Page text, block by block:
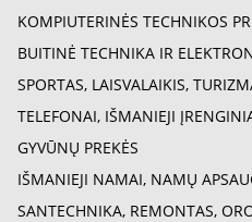
KOMPIUTERINĖS TECHNIKOS
BUITINĖ TECHNIKA IR
SPORTAS, LAISVALAIKIS,
TELEFONAI, IŠMANIEJI
GYVŪNŲ PREKĖS
IŠMANIEJI NAMAI, NAMŲ
SANTECHNIKA, REMONTAS,